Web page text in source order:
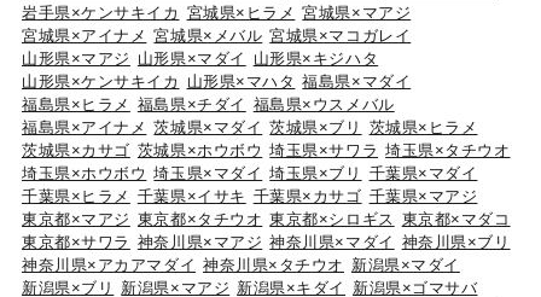
岩手県×ケンサキイカ 宮城県×ヒラメ 宮城県×マアジ
宮城県×アイナメ 宮城県×メバル 宮城県×マコガレイ
山形県×マアジ 山形県×マダイ
山形県×キジハタ
山形県×ケンサキイカ
山形県×マハタ 福島県×マダイ
福島県×ヒラメ 福島県×チダイ 福島県×ウスメバル
福島県×アイナメ 茨城県×マダイ 茨城県×ブリ
茨城県×ヒラメ
茨城県×カサゴ 茨城県×ホウボウ 埼玉県×サワラ 埼玉県×タチウオ
埼玉県×ホウボウ 埼玉県×マダイ 埼玉県×ブリ
千葉県×マダイ
千葉県×ヒラメ 千葉県×イサキ 千葉県×カサゴ 千葉県×マアジ
東京都×マアジ 東京都×タチウオ 東京都×シロギス 東京都×マダコ
東京都×サワラ 神奈川県×マアジ 神奈川県×マダイ 神奈川県×ブリ
神奈川県×アカアマダイ 神奈川県×タチウオ 新潟県×マダイ
新潟県×ブリ
新潟県×マアジ 新潟県×キダイ
新潟県×ゴマサバ